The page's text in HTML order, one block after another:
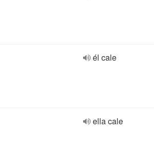
él cale
ella cale